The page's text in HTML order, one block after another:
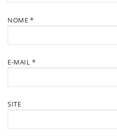
NOME *
E-MAIL *
SITE